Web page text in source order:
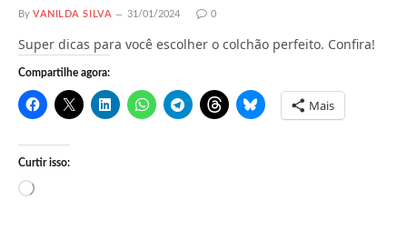
By VANILDA SILVA 31/01/2024 0
Super dicas para você escolher o colchão perfeito. Confira!
Compartilhe agora:
Mais
Curtir isso:
C